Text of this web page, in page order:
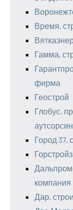
Время,
Гамма,
фирма
Геострой
Глобус,
Город 37,
компания
Дар,